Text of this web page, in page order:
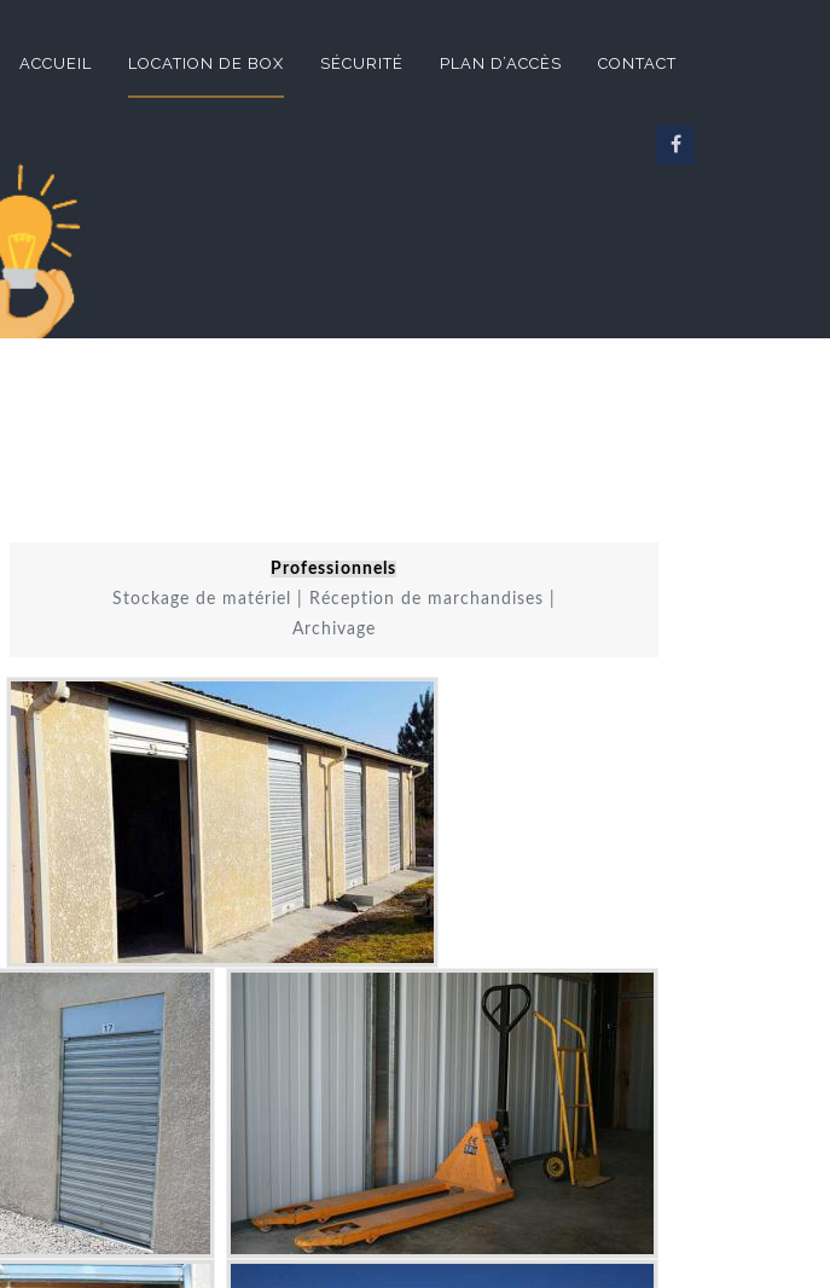
ACCUEIL LOCATION DE BOX SÉCURITÉ PLAN D’ACCÈS CONTACT
Professionnels
Stockage de matériel | Réception de marchandises |
Archivage